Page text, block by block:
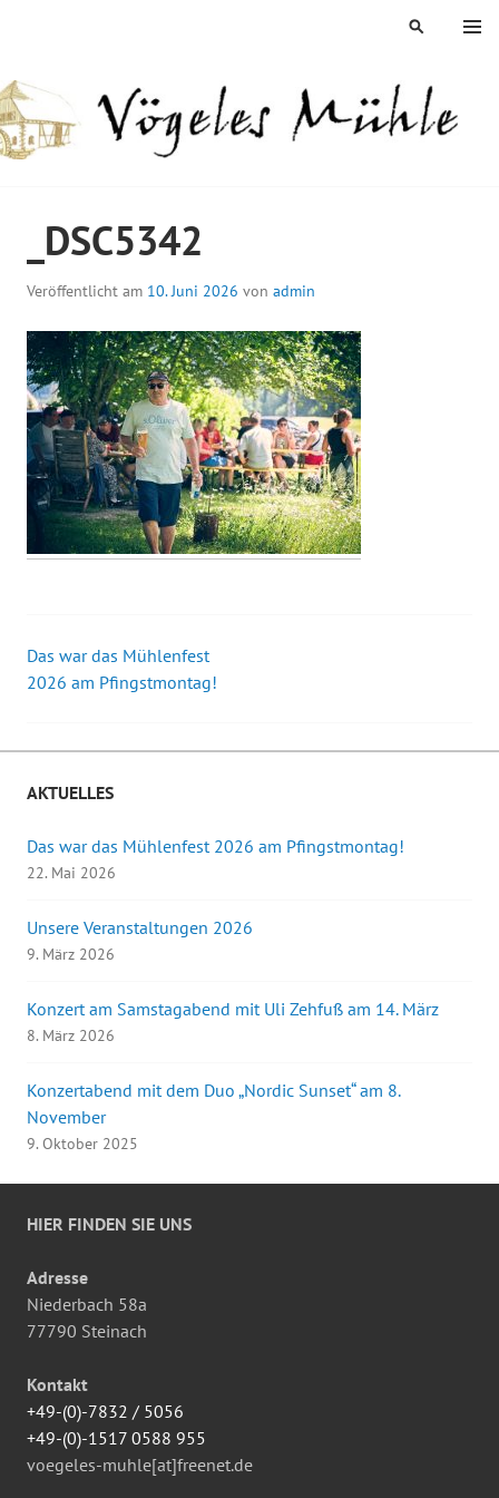
MENÜ
SUCHEN
_DSC5342
Veröffentlicht am 10. Juni 2026 von admin
Beitrags-
Das war das Mühlenfest
2026 am Pfingstmontag!
AKTUELLES
Das war das Mühlenfest 2026 am Pfingstmontag!
22. Mai 2026
Unsere Veranstaltungen 2026
9. März 2026
Konzert am Samstagabend mit Uli Zehfuß am 14. März
8. März 2026
Konzertabend mit dem Duo „Nordic Sunset“ am 8.
November
9. Oktober 2025
HIER FINDEN SIE UNS
Adresse
Niederbach 58a
77790 Steinach
Kontakt
+49-(0)-7832 / 5056
+49-(0)-1517 0588 955
voegeles-muhle[at]freenet.de